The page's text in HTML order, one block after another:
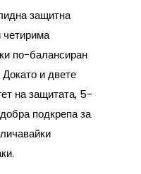
защитна
четирима
по-балансиран
и двете
на защитата, 5-
подкрепа за